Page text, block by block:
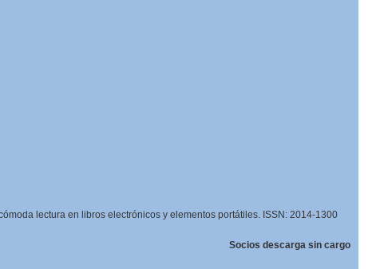
lectura en libros electrónicos y elementos portátiles. ISSN: 2014-1300
Socios descarga sin cargo